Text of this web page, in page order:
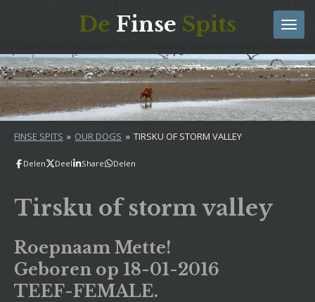
de
hoofdinhoud
De Finse Spits
FINSE SPITS » OUR DOGS » TIRSKU OF STORM VALLEY
Delen Deel Share Delen
Tirsku of storm valley
Roepnaam Mette!
Geboren op 18-01-2016
TEEF-FEMALE.